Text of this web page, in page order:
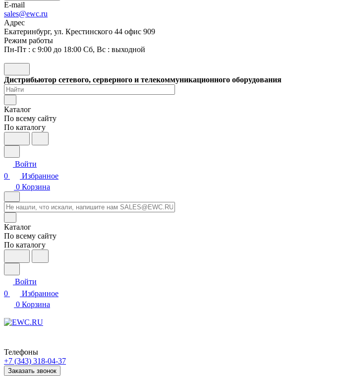
E-mail
sales@ewc.ru
Адрес
Екатеринбург, ул. Крестинского 44 офис 909
Режим работы
Пн-Пт : с 9:00 до 18:00 Сб, Вс : выходной
Дистрибьютор сетевого, серверного и телекоммуникационного оборудования
Каталог
По всему сайту
По каталогу
Войти
0
Избранное
0 Корзина
Каталог
По всему сайту
По каталогу
Войти
0
Избранное
0 Корзина
Телефоны
+7 (343) 318-04-37
Заказать звонок